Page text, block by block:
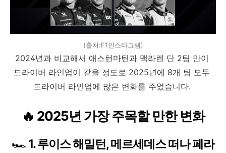
(출처:F1인스타그램)
2024년과 비교해서 애스턴마틴과 맥라렌 단 2팀 만이
드라이버 라인업이 같을 정도로 2025년에 8개 팀 모두
드라이버 라인업에 많은 변화를 주었습니다.
🔥 2025년 가장 주목할 만한 변화
🏎️ 1. 루이스 해밀턴, 메르세데스 떠나 페라